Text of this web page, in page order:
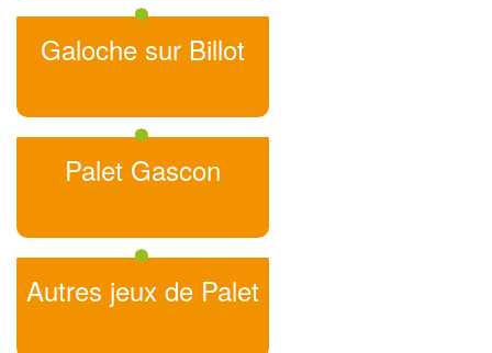
Galoche sur Billot
Palet Gascon
Autres jeux de Palet